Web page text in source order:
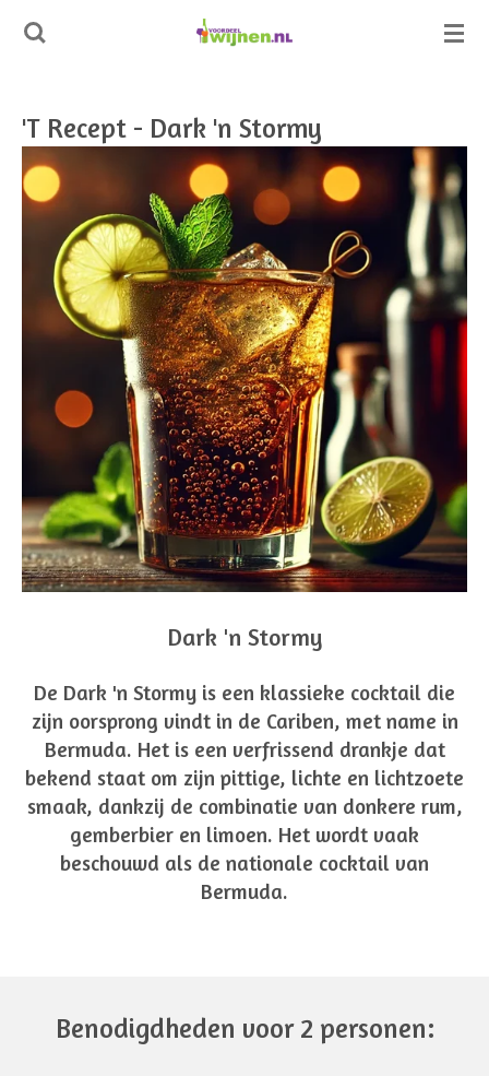
Ga
hoofdinhoud
'T Recept - Dark 'n Stormy
Dark 'n Stormy
De Dark 'n Stormy is een klassieke cocktail die
zijn oorsprong vindt in de Cariben, met name in
Bermuda. Het is een verfrissend drankje dat
bekend staat om zijn pittige, lichte en lichtzoete
smaak, dankzij de combinatie van donkere rum,
gemberbier en limoen. Het wordt vaak
beschouwd als de nationale cocktail van
Bermuda.
Benodigdheden voor 2 personen: